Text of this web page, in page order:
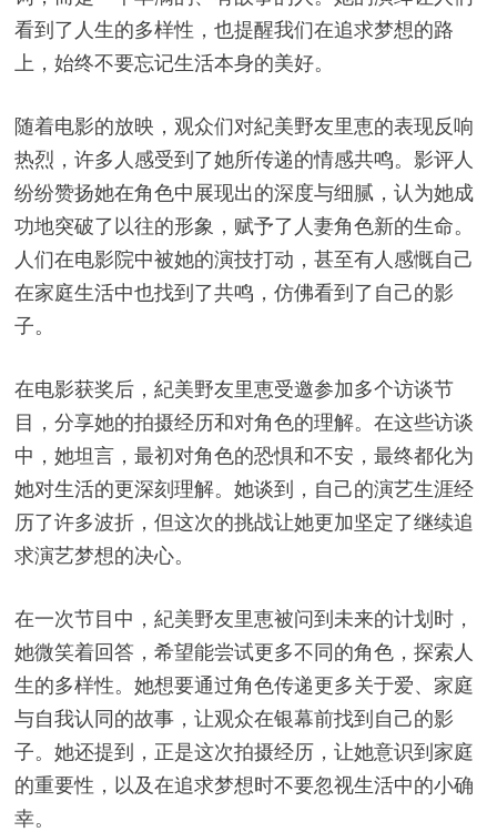
看到了人生的多样性，也提醒我们在追求梦想的路
上，始终不要忘记生活本身的美好。
随着电影的放映，观众们对紀美野友里恵的表现反响
热烈，许多人感受到了她所传递的情感共鸣。影评人
纷纷赞扬她在角色中展现出的深度与细腻，认为她成
功地突破了以往的形象，赋予了人妻角色新的生命。
人们在电影院中被她的演技打动，甚至有人感慨自己
在家庭生活中也找到了共鸣，仿佛看到了自己的影
子。
在电影获奖后，紀美野友里恵受邀参加多个访谈节
目，分享她的拍摄经历和对角色的理解。在这些访谈
中，她坦言，最初对角色的恐惧和不安，最终都化为
她对生活的更深刻理解。她谈到，自己的演艺生涯经
历了许多波折，但这次的挑战让她更加坚定了继续追
求演艺梦想的决心。
在一次节目中，紀美野友里恵被问到未来的计划时，
她微笑着回答，希望能尝试更多不同的角色，探索人
生的多样性。她想要通过角色传递更多关于爱、家庭
与自我认同的故事，让观众在银幕前找到自己的影
子。她还提到，正是这次拍摄经历，让她意识到家庭
的重要性，以及在追求梦想时不要忽视生活中的小确
幸。